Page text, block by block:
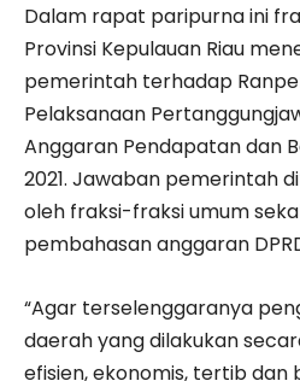
Dalam rapat paripurna ini
Provinsi Kepulauan Riau
pemerintah terhadap
Pelaksanaan
Anggaran Pendapatan dan
2021. Jawaban pemerintah
oleh fraksi-fraksi umum
pembahasan anggaran
“Agar terselenggaranya
daerah yang dilakukan
efisien, ekonomis, tertib